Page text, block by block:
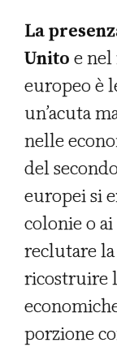
La
Unito e
europeo è
un’acuta
nelle
del
europei si
colonie o
reclutare la
ricostruire
porzione